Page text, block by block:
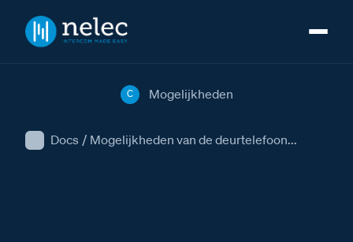
Docs / Mogelijkheden van de deurtelefoon...
C Mogelijkheden